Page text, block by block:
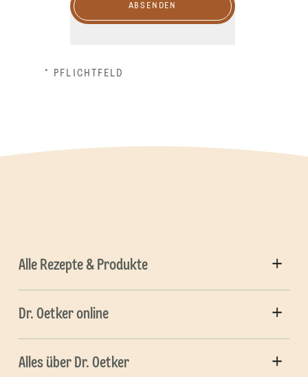
ABSENDEN
* PFLICHTFELD
Alle Rezepte & Produkte
Dr. Oetker online
Alles über Dr. Oetker